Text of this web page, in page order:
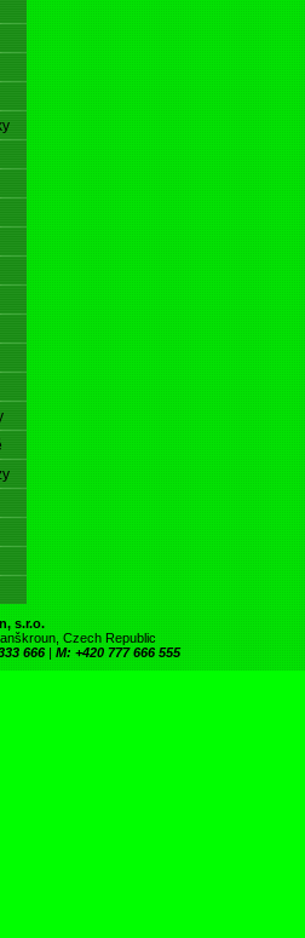
s.r.o.
Czech Republic
666 | M: +420 777 666 555